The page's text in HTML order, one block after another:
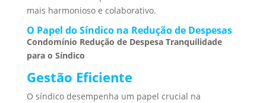
mais harmonioso e colaborativo.
O Papel do Síndico na Redução de Despesas
Condomínio Redução de Despesa Tranquilidade
para o Síndico
Gestão Eficiente
O síndico desempenha um papel crucial na